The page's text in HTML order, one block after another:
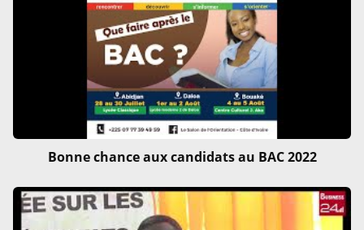
Bonne chance aux candidats au BAC 2022